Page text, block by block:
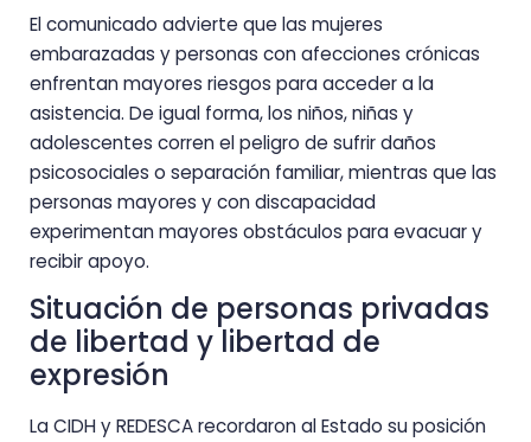
El comunicado advierte que las mujeres
embarazadas y personas con afecciones crónicas
enfrentan mayores riesgos para acceder a la
asistencia. De igual forma, los niños, niñas y
adolescentes corren el peligro de sufrir daños
psicosociales o separación familiar, mientras que las
personas mayores y con discapacidad
experimentan mayores obstáculos para evacuar y
recibir apoyo.
Situación de personas privadas
de libertad y libertad de
expresión
La CIDH y REDESCA recordaron al Estado su posición